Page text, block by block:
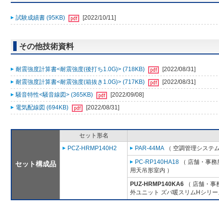
試験成績書 (95KB) [2022/10/11]
その他技術資料
耐震強度計算書<耐震強度(後打ち1.0G)> (718KB)
[2022/08/31]
耐震強度計算書<耐震強度(箱抜き1.0G)> (717KB)
[2022/08/31]
騒音特性<騒音線図> (365KB)
[2022/09/08]
電気配線図 (694KB)
[2022/08/31]
セット構成品
セット形名
PCZ-HRMP140H2
PAR-44MA （ 空調管理システ
PC-RP140HA18 （ 店舗・事
用天吊形室内 ）
PUZ-HRMP140KA6 （ 店舗・
外ユニット ズバ暖スリムHシリ